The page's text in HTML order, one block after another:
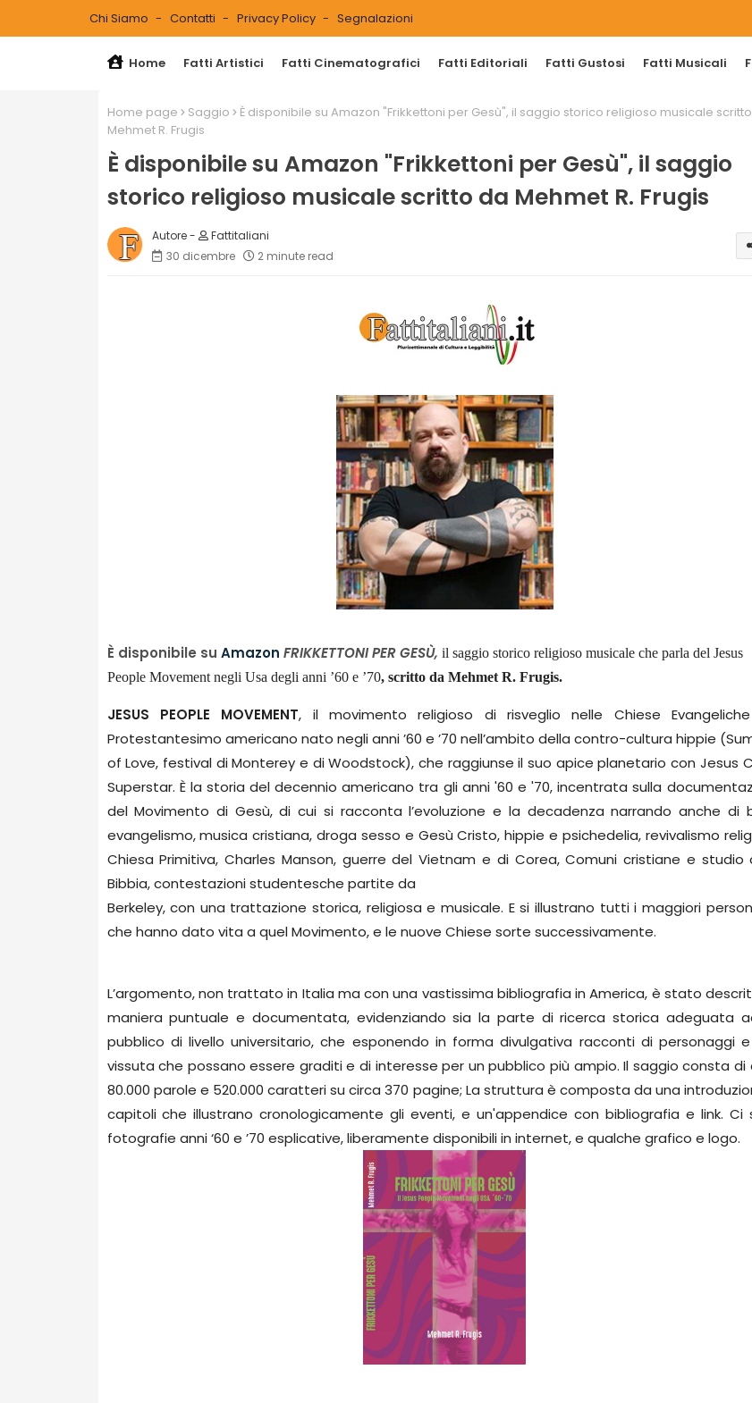
Chi Siamo Contatti Privacy Policy Segnalazioni
Home Fatti Artistici Fatti Cinematografici Fatti Editoriali Fatti Gustosi Fatti Musicali
Home page Saggio
È disponibile su Amazon "Frikkettoni per Gesù", il saggio storico religioso musicale
Mehmet R. Frugis
È disponibile su Amazon "Frikkettoni per Gesù", il saggio
storico religioso musicale scritto da Mehmet R. Frugis
Fattitaliani
30 dicembre
2 minute read
È disponibile su Amazon FRIKKETTONI PER GESÙ, il saggio storico religioso musicale che parla del Jesus
People Movement negli Usa degli anni ’60 e ’70, scritto da Mehmet R. Frugis.
JESUS PEOPLE MOVEMENT, il movimento religioso di risveglio nelle Chiese
Protestantesimo americano nato negli anni ’60 e ’70 nell’ambito della contro-cultura hippie
of Love, festival di Monterey e di Woodstock), che raggiunse il suo apice planetario con Jesus
Superstar. È la storia del decennio americano tra gli anni '60 e '70, incentrata sulla
del Movimento di Gesù, di cui si racconta l’evoluzione e la decadenza narrando anche di
evangelismo, musica cristiana, droga sesso e Gesù Cristo, hippie e psichedelia, revivalismo
Chiesa Primitiva, Charles Manson, guerre del Vietnam e di Corea, Comuni cristiane e studio
Bibbia, contestazioni studentesche partite da
Berkeley, con una trattazione storica, religiosa e musicale. E si illustrano tutti i maggiori
che hanno dato vita a quel Movimento, e le nuove Chiese sorte successivamente.
L’argomento, non trattato in Italia ma con una vastissima bibliografia in America, è stato
maniera puntuale e documentata, evidenziando sia la parte di ricerca storica adeguata
pubblico di livello universitario, che esponendo in forma divulgativa racconti di personaggi
vissuta che possano essere graditi e di interesse per un pubblico più ampio. Il saggio consta di
80.000 parole e 520.000 caratteri su circa 370 pagine; La struttura è composta da una
capitoli che illustrano cronologicamente gli eventi, e un'appendice con bibliografia e link. Ci
fotografie anni ‘60 e ’70 esplicative, liberamente disponibili in internet, e qualche grafico e logo.